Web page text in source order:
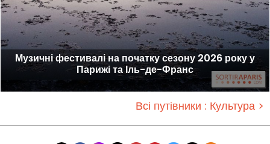
Музичні фестивалі на початку сезону 2026 року у
Парижі та Іль-де-Франс
Всі путівники : Культура >